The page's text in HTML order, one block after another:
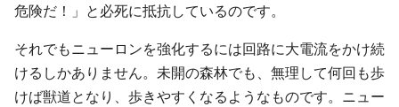
危険だ！」と必死に抵抗しているのです。
それでもニューロンを強化するには回路に大電流をかけ続
けるしかありません。未開の森林でも、無理して何回も歩
けば獣道となり、歩きやすくなるようなものです。ニュー